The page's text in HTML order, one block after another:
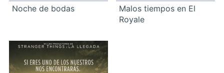
Noche de bodas
Malos tiempos en El
Royale